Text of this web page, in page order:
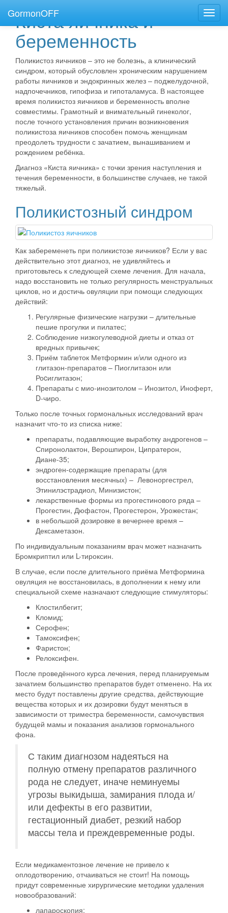
GormonOFF
Киста яичника и
беременность
Поликистоз яичников – это не болезнь, а клинический
синдром, который обусловлен хроническим нарушением
работы яичников и эндокринных желез – поджелудочной,
надпочечников, гипофиза и гипоталамуса. В настоящее
время поликистоз яичников и беременность вполне
совместимы. Грамотный и внимательный гинеколог,
после точного установления причин возникновения
поликистоза яичников способен помочь женщинам
преодолеть трудности с зачатием, вынашиванием и
рождением ребёнка.
Диагноз «Киста яичника» с точки зрения наступления и
течения беременности, в большинстве случаев, не такой
тяжелый.
Поликистозный синдром
Как забеременеть при поликистозе яичников? Если у вас
действительно этот диагноз, не удивляйтесь и
приготовьтесь к следующей схеме лечения. Для начала,
надо восстановить не только регулярность менструальных
циклов, но и достичь овуляции при помощи следующих
действий:
Регулярные физические нагрузки – длительные
пешие прогулки и пилатес;
Соблюдение низкогулеводной диеты и отказ от
вредных привычек;
Приём таблеток Метформин и/или одного из
глитазон-препаратов – Пиоглитазон или
Роcиглитазон;
Препараты с мио-инозитолом – Инозитол, Иноферт,
D-чиро.
Только после точных гормональных исследований врач
назначит что-то из списка ниже:
препараты, подавляющие выработку андрогенов –
Спиронолактон, Верошпирон, Ципратерон,
Диане-35;
эндроген-содержащие препараты (для
восстановления месячных) – Левоноргестрел,
Этинилэстрадиол, Минизистон;
лекарственные формы из прогестинового ряда –
Прогестин, Дюфастон, Прогестерон, Урожестан;
в небольшой дозировке в вечернее время –
Дексаметазон.
По индивидуальным показаниям врач может назначить
Бромкриптил или L-тироксин.
В случае, если после длительного приёма Метформина
овуляция не восстановилась, в дополнении к нему или
специальной схеме назначают следующие стимуляторы:
Клостилбегит;
Кломид;
Серофен;
Тамоксифен;
Фаристон;
Релоксифен.
После проведённого курса лечения, перед планируемым
зачатием большинство препаратов будет отменено. На их
место будут поставлены другие средства, действующие
вещества которых и их дозировки будут меняться в
зависимости от триместра беременности, самочувствия
будущей мамы и показания анализов гормонального
фона.
С таким диагнозом надеяться на
полную отмену препаратов различного
рода не следует, иначе неминуемы
угрозы выкидыша, замирания плода и/
или дефекты в его развитии,
гестационный диабет, резкий набор
массы тела и преждевременные роды.
Если медикаментозное лечение не привело к
оплодотворению, отчаиваться не стоит! На помощь
придут современные хирургические методики удаления
новообразований:
лапароскопия;